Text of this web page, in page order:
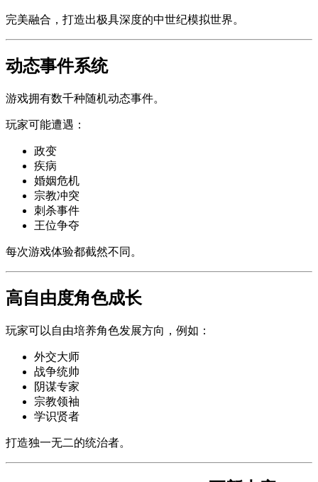
完美融合，打造出极具深度的中世纪模拟世界。
动态事件系统
游戏拥有数千种随机动态事件。
玩家可能遭遇：
政变
疾病
婚姻危机
宗教冲突
刺杀事件
王位争夺
每次游戏体验都截然不同。
高自由度角色成长
玩家可以自由培养角色发展方向，例如：
外交大师
战争统帅
阴谋专家
宗教领袖
学识贤者
打造独一无二的统治者。